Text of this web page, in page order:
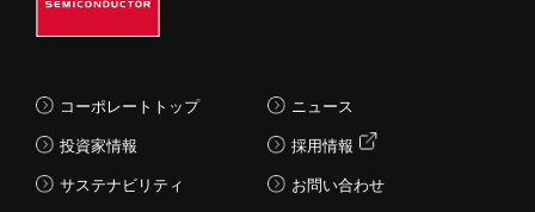
コーポレートトップ
投資家情報
サステナビリティ
ニュース
採用情報
お問い合わせ